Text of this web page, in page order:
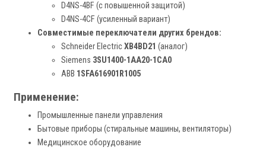
D4NS-4BF (с повышенной защитой)
D4NS-4CF (усиленный вариант)
Совместимые переключатели других брендов:
Schneider ElectricXB4BD21 (аналог)
Siemens 3SU1400-1AA20-1CA0
ABB 1SFA616901R1005
Применение:
Промышленные панели управления
Бытовые приборы (стиральные машины, вентиляторы)
Медицинское оборудование